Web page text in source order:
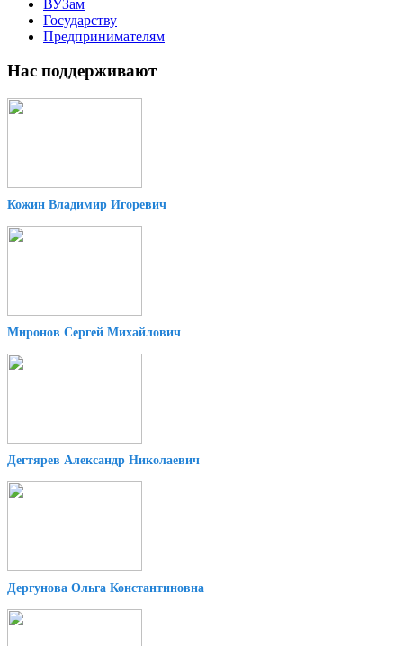
ВУЗам
Государству
Предпринимателям
Нас поддерживают
Кожин Владимир Игоревич
Миронов Сергей Михайлович
Дегтярев Александр Николаевич
Дергунова Ольга Константиновна